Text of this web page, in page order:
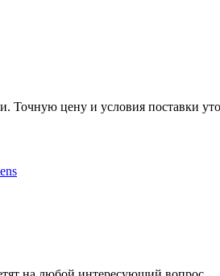
Точную цену и условия поставки